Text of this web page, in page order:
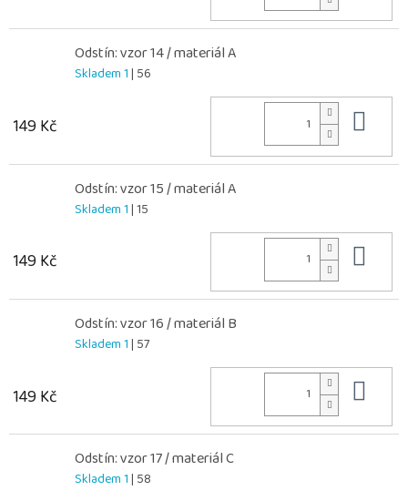
Odstín: vzor 14 / materiál A
Skladem 1| 56
149 Kč
Odstín: vzor 15 / materiál A
Skladem 1| 15
149 Kč
Odstín: vzor 16 / materiál B
Skladem 1| 57
149 Kč
Odstín: vzor 17 / materiál C
Skladem 1| 58